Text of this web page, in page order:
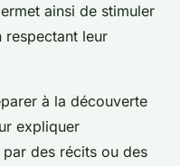
ainsi de stimuler
respectant leur
à la découverte
expliquer
des récits ou des